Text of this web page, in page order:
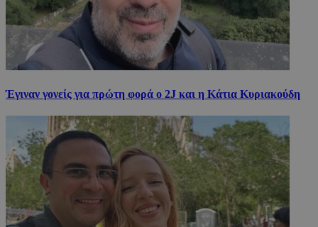
Έγιναν γονείς για πρώτη φορά ο 2J και η Κάτια Κυριακούδη